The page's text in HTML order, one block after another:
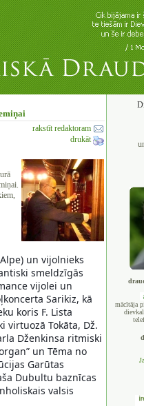
rakstīt redaktoram
drukāt
un vijolnieks
smeldzīgās
vijolei un
Sarikiz, kā
koris F. Lista
virtuozā Tokāta, Dž.
Dženkinsa ritmiski
un Tēma no
Garūtas
Dubultu baznīcas
valsis
mācītāja